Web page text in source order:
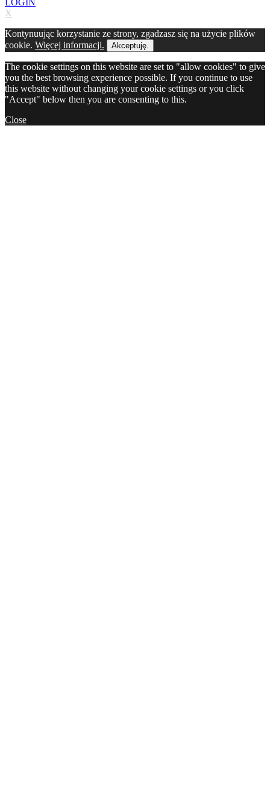
LOGIN
X
Kontynuując korzystanie ze strony, zgadzasz się na użycie plików
cookie. Więcej informacji. Akceptuję.
The cookie settings on this website are set to "allow cookies" to give
you the best browsing experience possible. If you continue to use
this website without changing your cookie settings or you click
"Accept" below then you are consenting to this.
Close